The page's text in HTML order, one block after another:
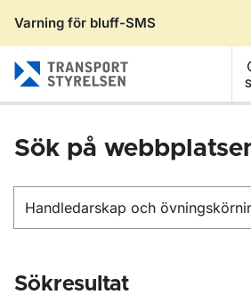
Varning för bluff-SMS
Sök på
Sökresultat